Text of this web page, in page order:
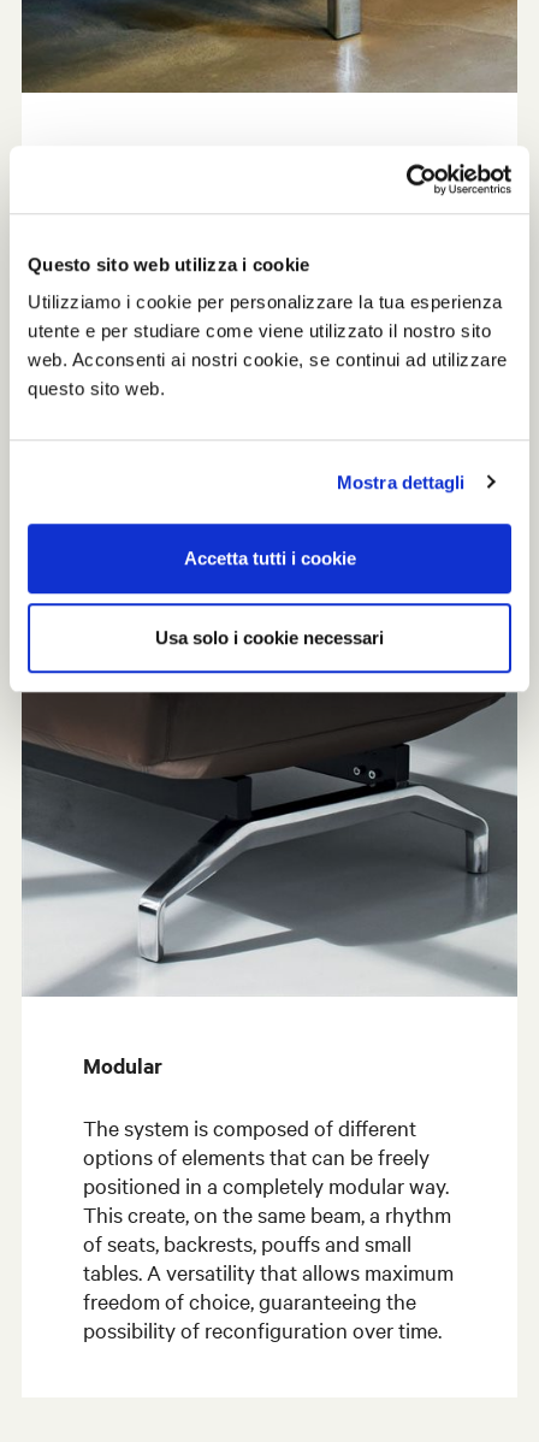
Questo sito web utilizza i cookie
Utilizziamo i cookie per personalizzare la tua esperienza
utente e per studiare come viene utilizzato il nostro sito
web. Acconsenti ai nostri cookie, se continui ad utilizzare
questo sito web.
Mostra dettagli
Accetta tutti i cookie
Usa solo i cookie necessari
softness welcome people at best not
This is obtained with different densities
of padding designed for Pons being
greatly comfortable for domestic
settings too.
Modular
The system is composed of different
options of elements that can be freely
positioned in a completely modular way.
This create, on the same beam, a rhythm
of seats, backrests, pouffs and small
tables. A versatility that allows maximum
freedom of choice, guaranteeing the
possibility of reconfiguration over time.